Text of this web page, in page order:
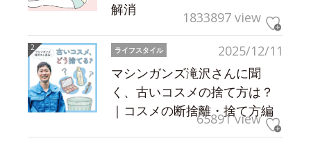
解消
1833897 view
2025/12/11
ライフスタイル
マシンガンズ滝沢さんに聞
く、古いコスメの捨て方は？
｜コスメの断捨離・捨て方編
65891 view